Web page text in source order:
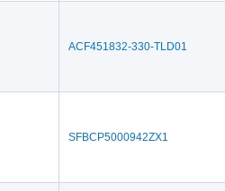
ACF451832-330-TLD01
SFBCP5000942ZX1